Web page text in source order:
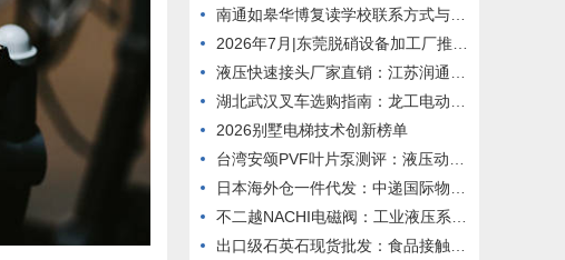
南通如皋华博复读学校联系方式与招生指南
2026年7月|东莞脱硝设备加工厂推荐榜
液压快速接头厂家直销：江苏润通的高压互换解决方案
湖北武汉叉车选购指南：龙工电动叉车深度测评
2026别墅电梯技术创新榜单
台湾安颂PVF叶片泵测评：液压动力配套解析
日本海外仓一件代发：中递国际物流的专线支撑逻辑
不二越NACHI电磁阀：工业液压系统精密控制的可靠选择
出口级石英石现货批发：食品接触安全合规方案